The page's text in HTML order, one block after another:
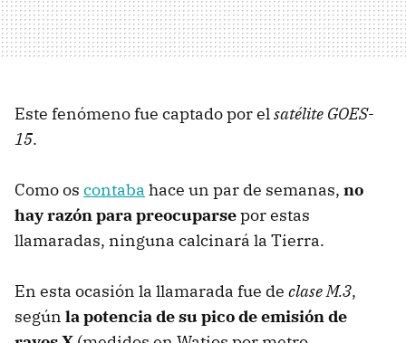
Este fenómeno fue captado por elsatélite GOES-
15.
Como os contaba hace un par de semanas, no
hay razón para preocuparsepor estas
llamaradas, ninguna calcinará la Tierra.
En esta ocasión la llamarada fue de clase M.3,
según la potencia de su pico de emisión de